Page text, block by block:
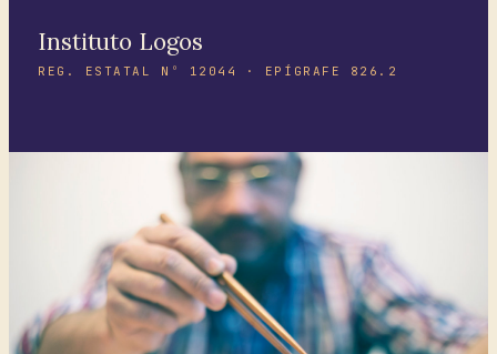
Instituto Logos
REG. ESTATAL Nº 12044 · EPÍGRAFE 826.2